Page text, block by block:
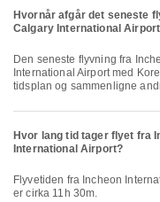
Hvornår afgår det seneste
Calgary International
Den seneste flyvning fra Incheon International Airport til Calgary
International Airport med
tidsplan og sammenligne
Hvor lang tid tager flyet fra
International Airport?
Flyvetiden fra Incheon International Airport til Calgary International Airport
er cirka 11h 30m.